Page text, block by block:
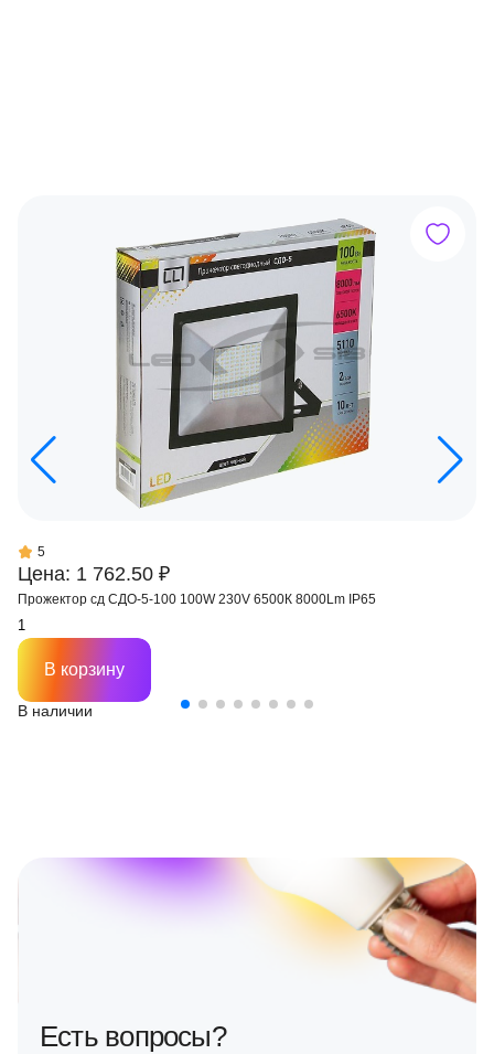
Цена: 1 762.50 ₽
5
Прожектор сд СДО-5-100 100W 230V 6500К 8000Lm IP65
В наличии
В корзину
Есть вопросы?